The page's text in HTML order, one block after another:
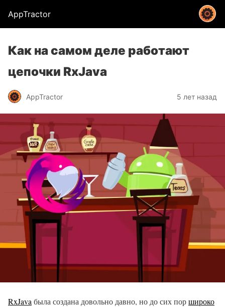
AppTractor
Как на самом деле работают
цепочки RxJava
AppTractor 5 лет назад
RxJava была создана довольно давно, но до сих поршироко